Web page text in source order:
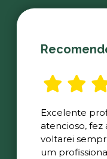
Excelente
atencioso, fez
voltarei
um